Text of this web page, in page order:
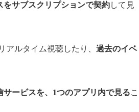
サブスクリプションで契約して見
アルタイム視聴したり、 過去のイベ
ービスを、1つのアプリ内で見るこ